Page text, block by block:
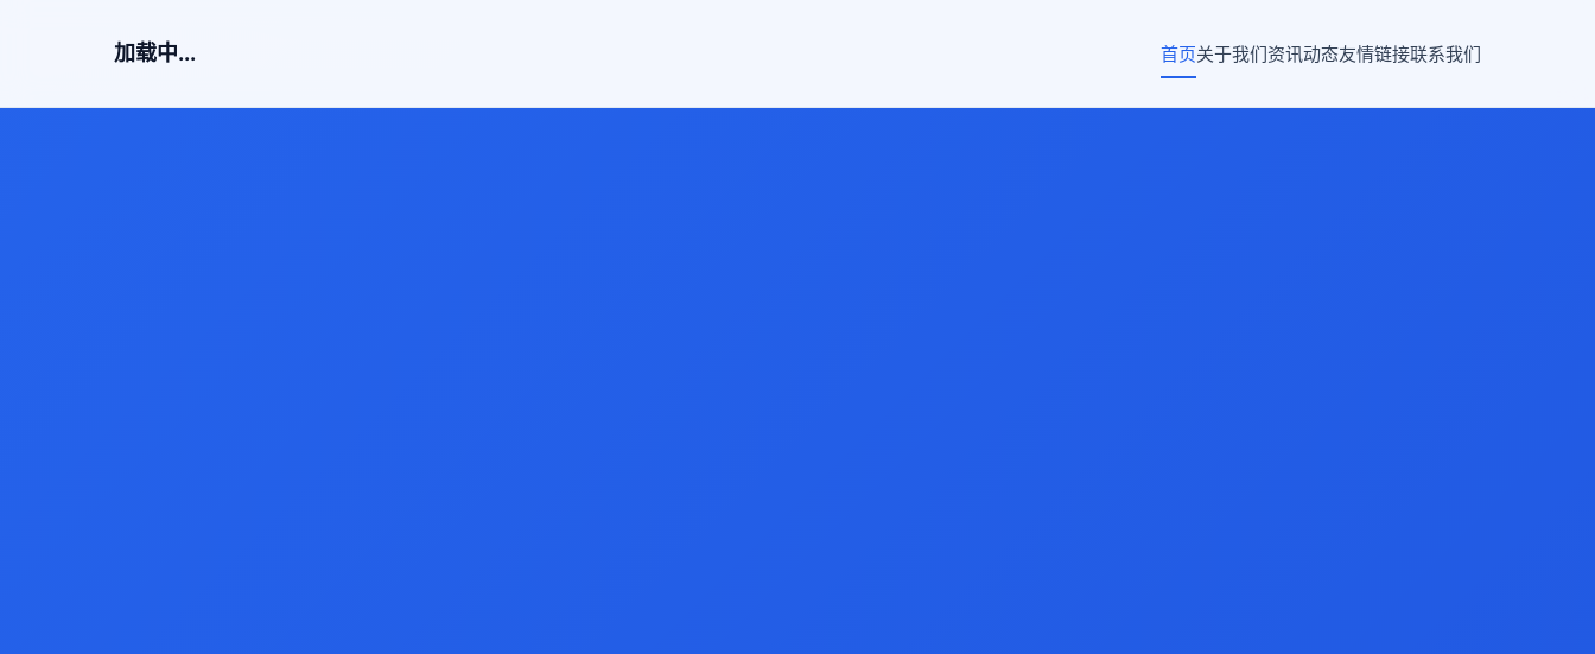
加载中... 首页关于我们资讯动态友情链接联系我们